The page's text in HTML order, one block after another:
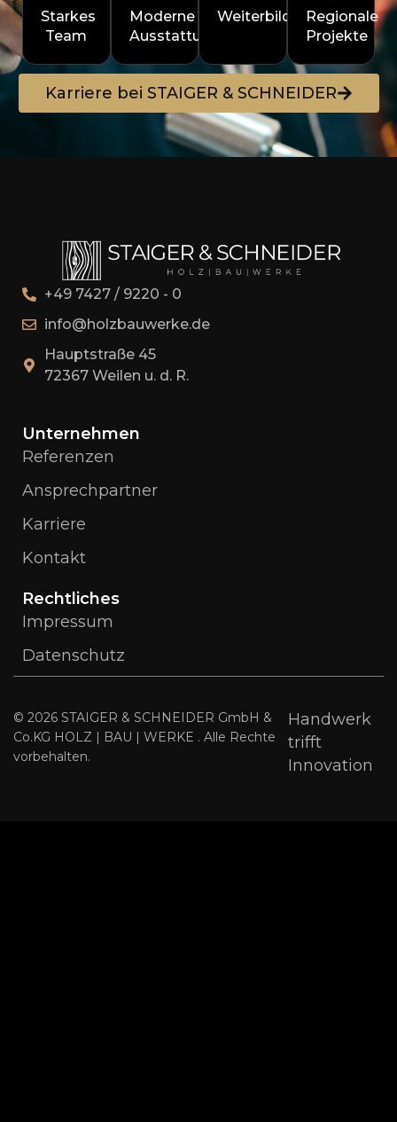
Starkes
Team
Moderne
Ausstattung
WeiterbildungRegionale
Projekte
Karriere bei STAIGER & SCHNEIDER
+49 7427 / 9220 - 0
info@holzbauwerke.de
Hauptstraße 45
72367 Weilen u. d. R.
Unternehmen
Referenzen
Ansprechpartner
Karriere
Kontakt
Rechtliches
Impressum
Datenschutz
© 2026 STAIGER & SCHNEIDER GmbH &
Co.KG HOLZ | BAU | WERKE . Alle Rechte
vorbehalten.
Handwerk
trifft
Innovation